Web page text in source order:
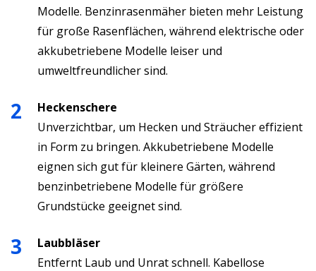
Modelle. Benzinrasenmäher bieten mehr Leistung
für große Rasenflächen, während elektrische oder
akkubetriebene Modelle leiser und
umweltfreundlicher sind.
Heckenschere
Unverzichtbar, um Hecken und Sträucher effizient
in Form zu bringen. Akkubetriebene Modelle
eignen sich gut für kleinere Gärten, während
benzinbetriebene Modelle für größere
Grundstücke geeignet sind.
Laubbläser
Entfernt Laub und Unrat schnell. Kabellose